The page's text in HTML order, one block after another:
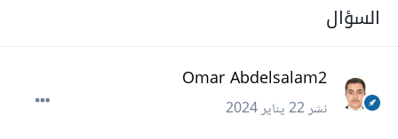
السؤال
Omar Abdelsalam2
نشر22 يناير 2024